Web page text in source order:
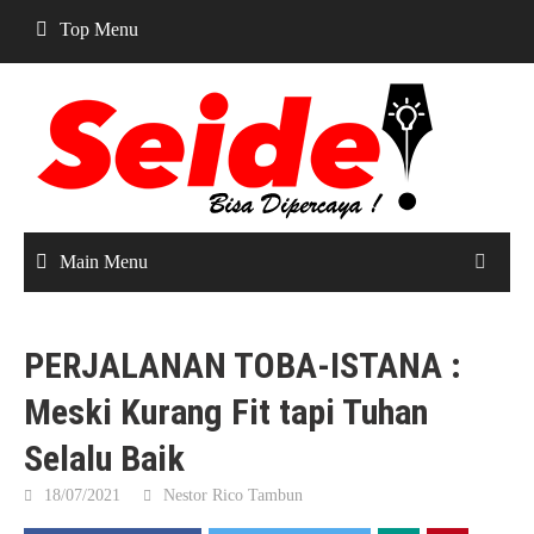
content
Top Menu
Main Menu
PERJALANAN TOBA-ISTANA :
Meski Kurang Fit tapi Tuhan
Selalu Baik
18/07/2021 Nestor Rico Tambun